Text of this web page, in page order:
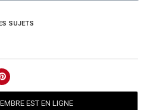
SUJETS
EST EN LIGNE